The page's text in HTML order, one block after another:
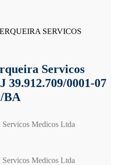
SERVICOS
Servicos
39.912.709/0001-07
BA
Medicos Ltda
Medicos Ltda